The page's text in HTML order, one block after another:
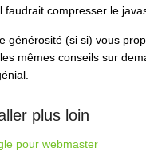
faudrait compresser le
générosité (si si) vous
mêmes conseils sur
plus loin
pour webmaster